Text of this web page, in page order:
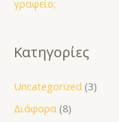
γραφείο;
Κατηγορίες
Uncategorized (3)
Διάφορα (8)